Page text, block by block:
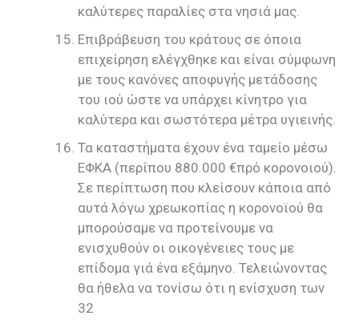
καλύτερες παραλίες στα νησιά μας.
Επιβράβευση του κράτους σε όποια
επιχείρηση ελέγχθηκε και είναι σύμφωνη
με τους κανόνες αποφυγής μετάδοσης
του ιού ώστε να υπάρχει κίνητρο για
καλύτερα και σωστότερα μέτρα υγιεινής.
Τα καταστήματα έχουν ένα ταμείο μέσω
ΕΦΚΑ (περίπου 880.000 €πρό κορονοιού).
Σε περίπτωση που κλείσουν κάποια από
αυτά λόγω χρεωκοπίας η κορονοϊού θα
μπορούσαμε να προτείνουμε να
ενισχυθούν οι οικογένειες τους με
επίδομα γιά ένα εξάμηνο. Τελειώνοντας
θα ήθελα να τονίσω ότι η ενίσχυση των
32